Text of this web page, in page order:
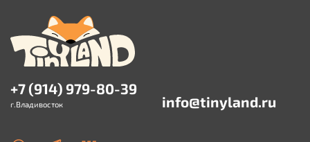
+7 (914) 979-80-39
г.Владивосток info@tinyland.ru